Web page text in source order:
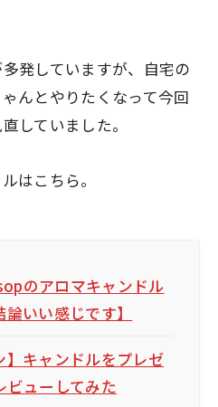
発していますが、自宅の
んとやりたくなって今回
していました。
はこちら。
のアロマキャンドル
いい感じです】
】キャンドルをプレゼ
ビューしてみた